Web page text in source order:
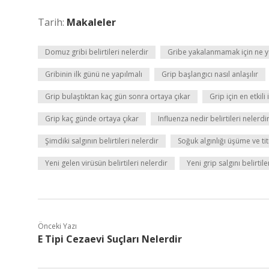
Tarih: Makaleler
Domuz gribi belirtileri nelerdir Gribe yakalanmamak için ne
Gribinin ilk günü ne yapılmalı Grip başlangıcı nasıl anlaşılır
Grip bulaştıktan kaç gün sonra ortaya çıkar Grip için en etkili
Grip kaç günde ortaya çıkar Influenza nedir belirtileri nelerdir
Şimdiki salgının belirtileri nelerdir Soğuk algınlığı üşüme ve
Yeni gelen virüsün belirtileri nelerdir Yeni grip salgını
Önceki Yazı
E Tipi Cezaevi Suçları Nelerdir